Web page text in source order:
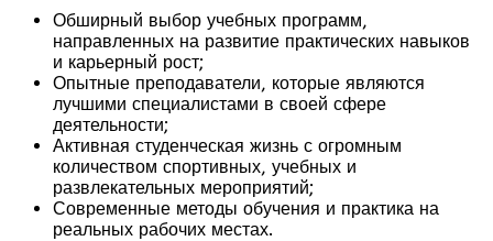
Обширный выбор учебных программ,
направленных на развитие практических навыков
и карьерный рост;
Опытные преподаватели, которые являются
лучшими специалистами в своей сфере
деятельности;
Активная студенческая жизнь с огромным
количеством спортивных, учебных и
развлекательных мероприятий;
Современные методы обучения и практика на
реальных рабочих местах.